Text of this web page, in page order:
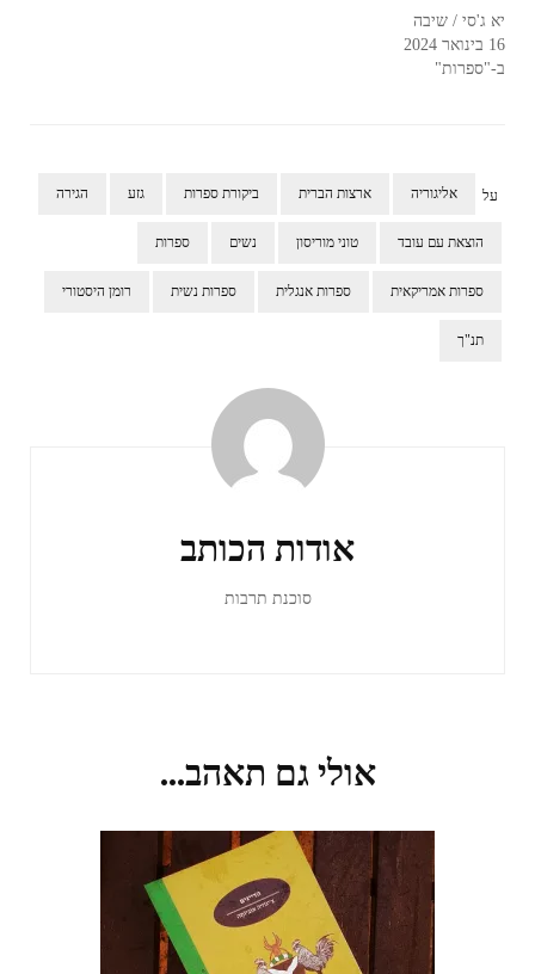
יא ג'סי / שיבה
16 בינואר 2024
ב-"ספרות"
על אליגוריה ארצות הברית ביקורת ספרות גזע הגירה
הוצאת עם עובד טוני מוריסון נשים ספרות
ספרות אמריקאית ספרות אנגלית ספרות נשית רומן היסטורי
תנ"ך
אודות הכותב
סוכנת תרבות
אולי גם תאהב...